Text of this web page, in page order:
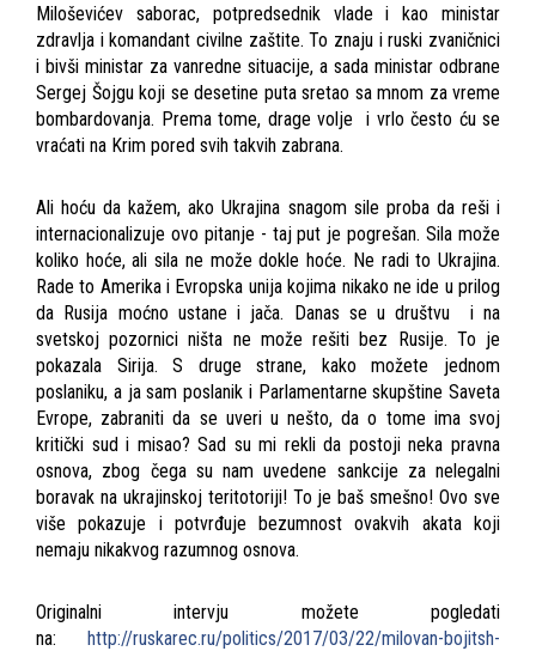
Miloševićev saborac, potpredsednik vlade i kao ministar
zdravlja i komandant civilne zaštite. To znaju i ruski zvaničnici
i bivši ministar za vanredne situacije, a sada ministar odbrane
Sergej Šojgu koji se desetine puta sretao sa mnom za vreme
bombardovanja. Prema tome, drage volje i vrlo često ću se
vraćati na Krim pored svih takvih zabrana.
Ali hoću da kažem, ako Ukrajina snagom sile proba da reši i
internacionalizuje ovo pitanje - taj put je pogrešan. Sila može
koliko hoće, ali sila ne može dokle hoće. Ne radi to Ukrajina.
Rade to Amerika i Evropska unija kojima nikako ne ide u prilog
da Rusija moćno ustane i jača. Danas se u društvu i na
svetskoj pozornici ništa ne može rešiti bez Rusije. To je
pokazala Sirija. S druge strane, kako možete jednom
poslaniku, a ja sam poslanik i Parlamentarne skupštine Saveta
Evrope, zabraniti da se uveri u nešto, da o tome ima svoj
kritički sud i misao? Sad su mi rekli da postoji neka pravna
osnova, zbog čega su nam uvedene sankcije za nelegalni
boravak na ukrajinskoj teritotoriji! To je baš smešno! Ovo sve
više pokazuje i potvrđuje bezumnost ovakvih akata koji
nemaju nikakvog razumnog osnova.
Originalni intervju možete pogledati
na: http://ruskarec.ru/politics/2017/03/22/milovan-bojitsh-